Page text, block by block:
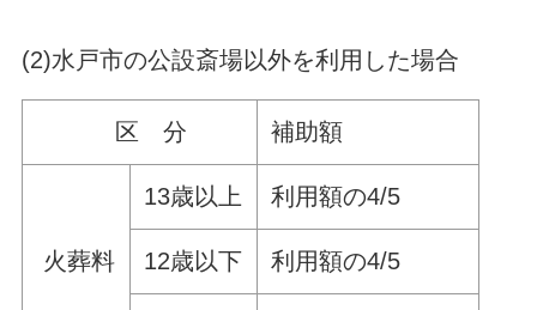
(2)水戸市の公設斎場以外を利用した場合
区 分 補助額
火葬料
13歳以上 利用額の4/5
12歳以下 利用額の4/5